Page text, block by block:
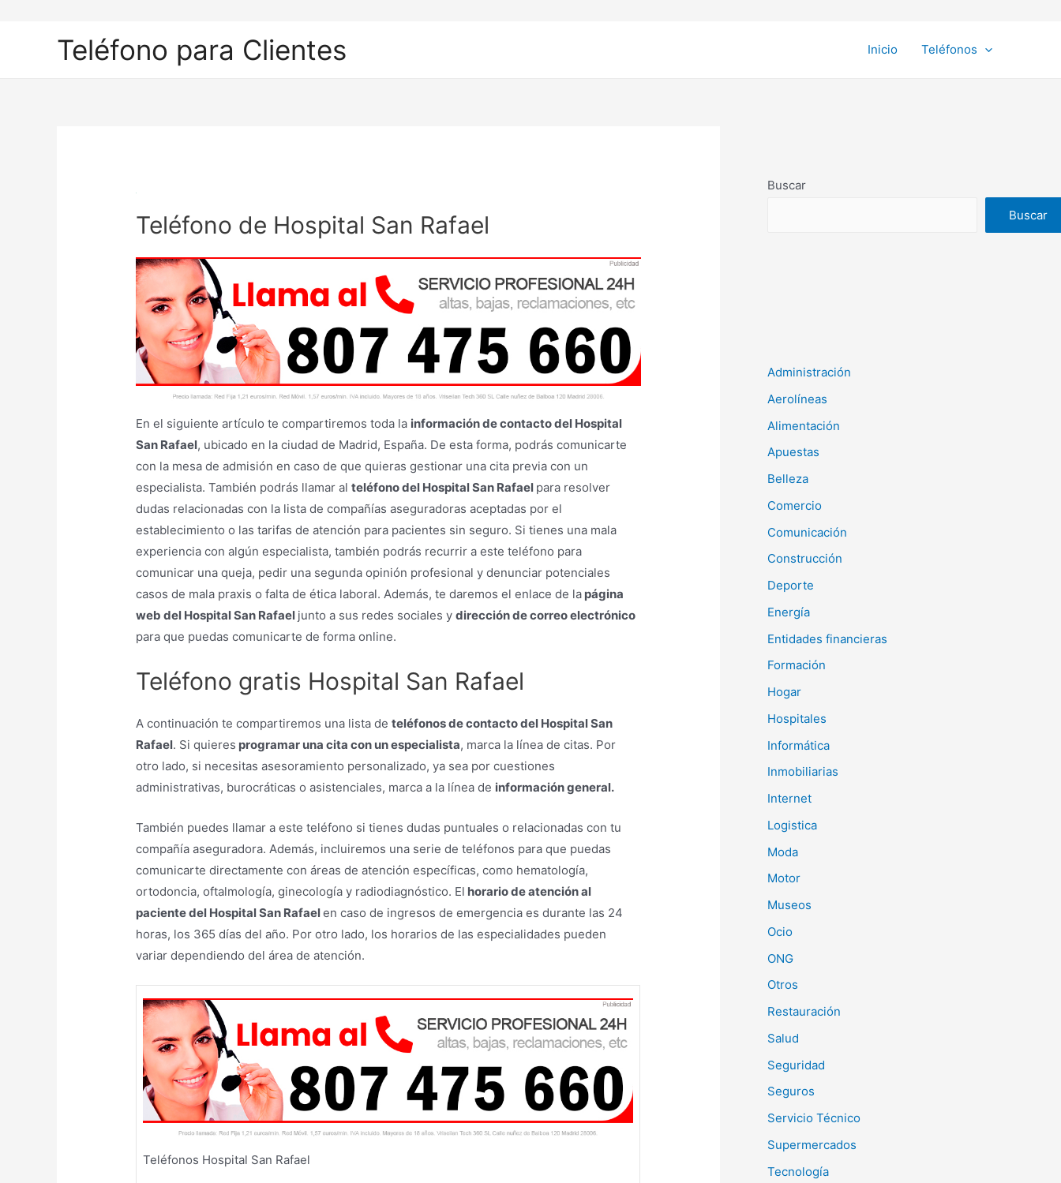
Teléfono para Clientes Inicio Teléfonos
Teléfono de Hospital San Rafael
En el siguiente artículo te compartiremos toda la información de contacto del Hospital
San Rafael, ubicado en la ciudad de Madrid, España. De esta forma, podrás comunicarte
con la mesa de admisión en caso de que quieras gestionar una cita previa con un
especialista. También podrás llamar alteléfono del Hospital San Rafael para resolver
dudas relacionadas con la lista de compañías aseguradoras aceptadas por el
establecimiento o las tarifas de atención para pacientes sin seguro. Si tienes una mala
experiencia con algún especialista, también podrás recurrir a este teléfono para
comunicar una queja, pedir una segunda opinión profesional y denunciar potenciales
casos de mala praxis o falta de ética laboral. Además, te daremos el enlace de la página
web del Hospital San Rafael junto a sus redes sociales ydirección de correo electrónico
para que puedas comunicarte de forma online.
Teléfono gratis Hospital San Rafael
A continuación te compartiremos una lista deteléfonos de contacto del Hospital San
Rafael. Si quieres programar una cita con un especialista, marca la línea de citas. Por
otro lado, si necesitas asesoramiento personalizado, ya sea por cuestiones
administrativas, burocráticas o asistenciales, marca a la línea de información general.
También puedes llamar a este teléfono si tienes dudas puntuales o relacionadas con tu
compañía aseguradora. Además, incluiremos una serie de teléfonos para que puedas
comunicarte directamente con áreas de atención específicas, como hematología,
ortodoncia, oftalmología, ginecología y radiodiagnóstico. El horario de atención al
paciente del Hospital San Rafaelen caso de ingresos de emergencia es durante las 24
horas, los 365 días del año. Por otro lado, los horarios de las especialidades pueden
variar dependiendo del área de atención.
Teléfonos Hospital San Rafael
Buscar
Buscar
Administración
Aerolíneas
Alimentación
Apuestas
Belleza
Comercio
Comunicación
Construcción
Deporte
Energía
Entidades financieras
Formación
Hogar
Hospitales
Informática
Inmobiliarias
Internet
Logistica
Moda
Motor
Museos
Ocio
ONG
Otros
Restauración
Salud
Seguridad
Seguros
Servicio Técnico
Supermercados
Tecnología